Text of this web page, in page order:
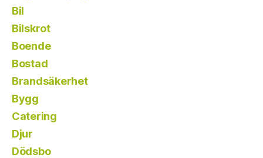
Bil
Bilskrot
Boende
Bostad
Brandsäkerhet
Bygg
Catering
Djur
Dödsbo